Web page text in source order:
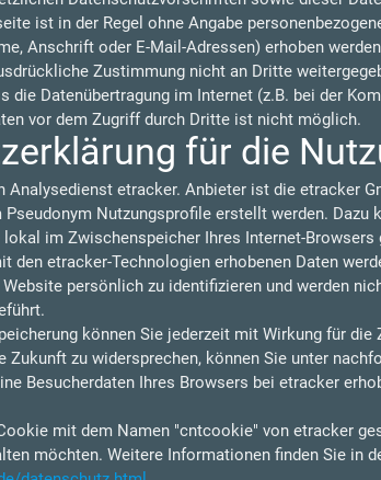
ist in der Regel ohne Angabe
Anschrift oder E-Mail-Adressen) erhoben
Zustimmung nicht an Dritte
die Datenübertragung im Internet (z.B. bei der
vor dem Zugriff durch Dritte ist nicht möglich.
für die
Analysedienst etracker. Anbieter ist die etracker
Pseudonym Nutzungsprofile erstellt werden.
im Zwischenspeicher Ihres Internet-
den etracker-Technologien erhobenen Daten
persönlich zu identifizieren und werden
können Sie jederzeit mit Wirkung für
Zukunft zu widersprechen, können Sie unter
Besucherdaten Ihres Browsers bei etracker
mit dem Namen "cntcookie" von etracker
möchten. Weitere Informationen finden Sie in